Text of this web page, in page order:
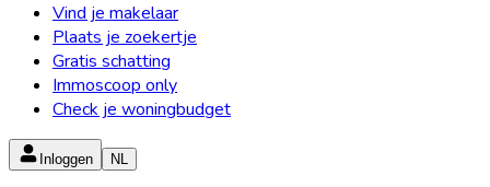
Vind je makelaar
Plaats je zoekertje
Gratis schatting
Immoscoop only
Check je woningbudget
Inloggen NL